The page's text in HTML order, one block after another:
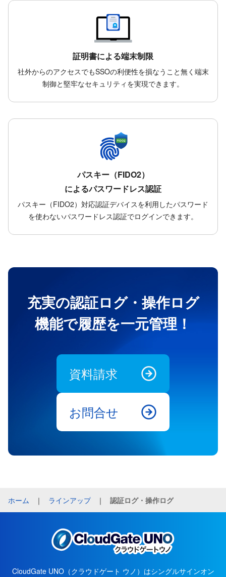
証明書による端末制限
社外からのアクセスでもSSOの利便性を損なうこと無く端末
制御と堅牢なセキュリティを実現できます。
パスキー（FIDO2）
によるパスワードレス認証
パスキー（FIDO2）対応認証デバイスを利用したパスワード
を使わないパスワードレス認証でログインできます。
充実の認証ログ・操作ログ
機能で履歴を一元管理！
資料請求
お問合せ
ホーム ｜ ラインアップ ｜ 認証ログ・操作ログ
CloudGate UNO（クラウドゲート ウノ）はシングルサインオン